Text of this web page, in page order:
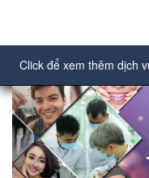
Click để xem thêm dịch